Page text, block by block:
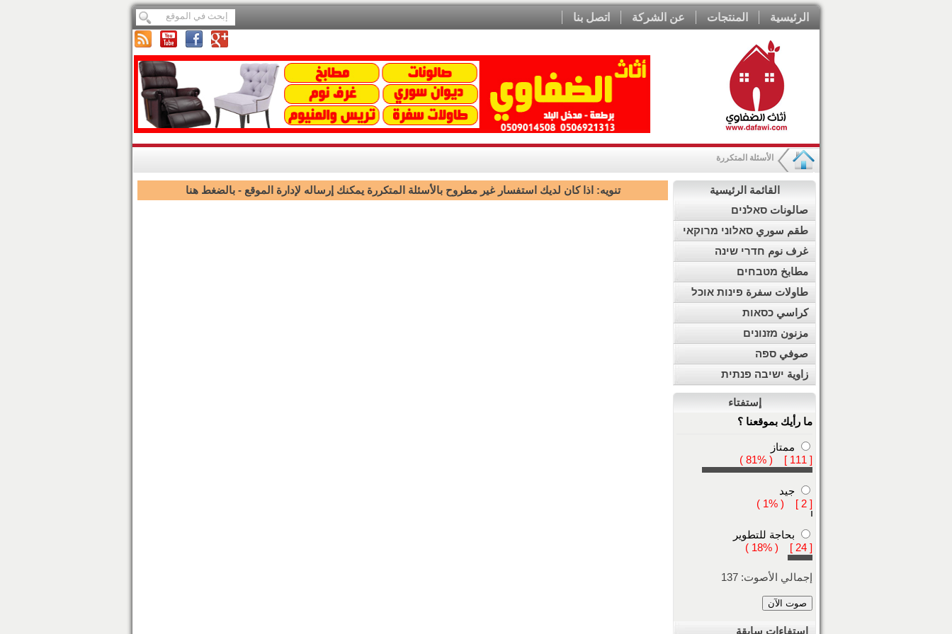
الرئيسية المنتجات عن الشركة اتصل بنا
الأسئلة المتكررة
القائمة الرئيسية
صالونات סאלנים
طقم سوري סאלוני מרוקאי
غرف نوم חדרי שינה
مطابخ מטבחים
طاولات سفرة פינות אוכל
كراسي כסאות
مزنون מזנונים
صوفي ספה
زاوية ישיבה פנתית
إستفتاء
ما رأيك بموقعنا ؟
ممتاز
[ 111 ] ( 81% )
جيد
[ 2 ] ( 1% )
بحاجة للتطوير
[ 24 ] ( 18% )
إجمالي الأصوت: 137
استفاءات سابقة
تنويه: اذا كان لديك استفسار غير مطروح بالأسئلة المتكررة يمكنك إرساله لإدارة الموقع -بالضغط هنا